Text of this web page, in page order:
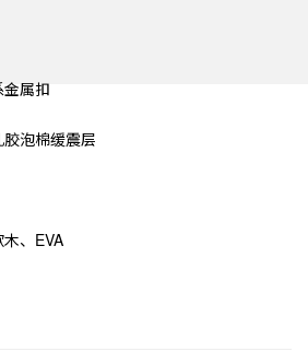
属扣
泡棉缓震层
、EVA